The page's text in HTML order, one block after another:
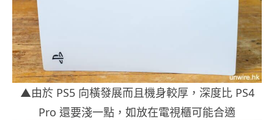
▲由於 PS5 向橫發展而且機身較厚，深度比 PS4
Pro 還要淺一點，如放在電視櫃可能合適